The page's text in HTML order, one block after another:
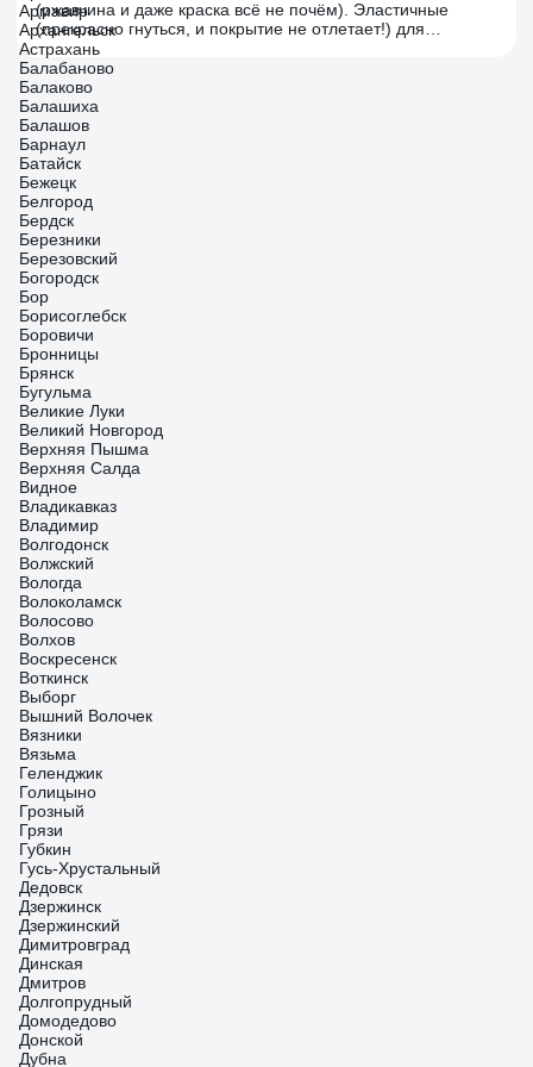
Соответственно и варить ими должен тот кто умеет а не
ждёт какое-то чудо что электрод сам за него заварит а
потом пишет типо не покупайте, гавно и деньги на ветер .
(ржавчина и даже краска всё не почём). Эластичные
(прекрасно гнуться, и покрытие не отлетает!) для
удобства работы в недоступных местах.
Армавир
Архангельск
Астрахань
Балабаново
Балаково
Балашиха
Балашов
Барнаул
Батайск
Бежецк
Белгород
Бердск
Березники
Березовский
Богородск
Бор
Борисоглебск
Боровичи
Бронницы
Брянск
Бугульма
Великие Луки
Великий Новгород
Верхняя Пышма
Верхняя Салда
Видное
Владикавказ
Владимир
Волгодонск
Волжский
Вологда
Волоколамск
Волосово
Волхов
Воскресенск
Воткинск
Выборг
Вышний Волочек
Вязники
Вязьма
Геленджик
Голицыно
Грозный
Грязи
Губкин
Гусь-Хрустальный
Дедовск
Дзержинск
Дзержинский
Димитровград
Динская
Дмитров
Долгопрудный
Домодедово
Донской
Дубна